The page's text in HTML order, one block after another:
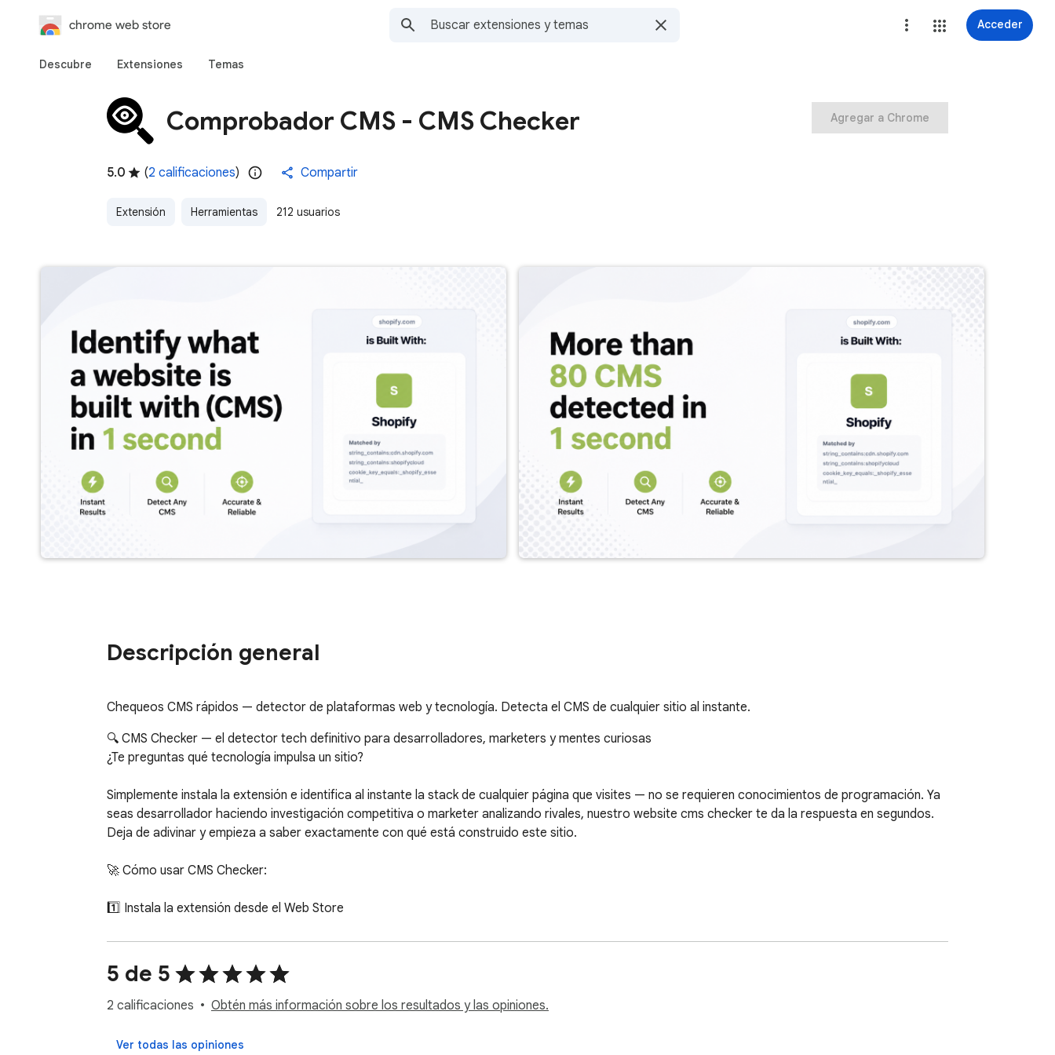
chrome web store Acceder
Descubre Extensiones Temas
Comprobador CMS - CMS Checker
5.0 (2 calificaciones) Compartir
Extensión Herramientas 212 usuarios
Agregar a Chrome
Descripción general
Chequeos CMS rápidos — detector de plataformas web y tecnología. Detecta el CMS de cualquier sitio al instante.
🔍 CMS Checker — el detector tech definitivo para desarrolladores, marketers y mentes curiosas
¿Te preguntas qué tecnología impulsa un sitio?
Simplemente instala la extensión e identifica al instante la stack de cualquier página que visites — no se requieren conocimientos de programación. Ya
seas desarrollador haciendo investigación competitiva o marketer analizando rivales, nuestro website cms checker te da la respuesta en segundos.
Deja de adivinar y empieza a saber exactamente con qué está construido este sitio.
🚀 Cómo usar CMS Checker:
1️⃣ Instala la extensión desde el Web Store
3️⃣ Haz clic en el icono de la barra de herramientas
4️⃣ Obtén resultados instantáneos — ¡tecnología detectada!
5️⃣ Explora detalles adicionales de la stack tech con un clic
Nuestro potente motor de detección analiza la estructura de la página, meta tags, scripts y cabeceras del servidor para identificar la stack
5 de 5
2 calificaciones Obtén más información sobre los resultados y las opiniones.
Ver todas las opiniones